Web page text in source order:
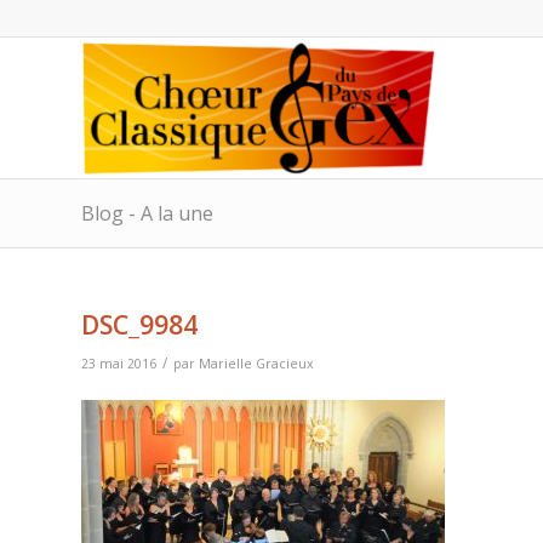
Blog - A la une
DSC_9984
23 mai 2016 / par Marielle Gracieux